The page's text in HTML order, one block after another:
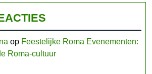
op Feestelijke Roma Evenementen:
Roma-cultuur